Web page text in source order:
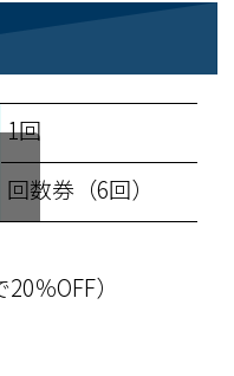
1回
回数券（6回）
％OFF）